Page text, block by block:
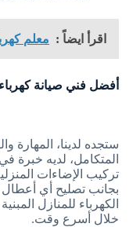
اقرأ ايضاً : معلم كهربائي
أفضل فني صيانة كهرباء
ستجده لدينا، المهارة
المتكامل، لديه خبرة
تركيب الإضاءات
بجانب تصليح أي أعطال
الكهرباء للمنازل
خلال أسرع وقت.